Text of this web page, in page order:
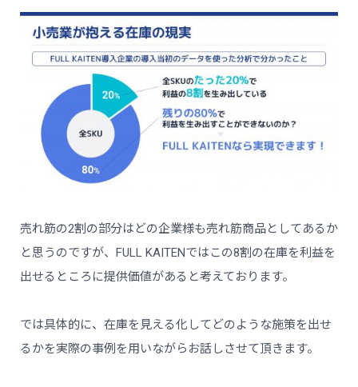
売れ筋の2割の部分はどの企業様も売れ筋商品としてあるか
と思うのですが、FULL KAITENではこの8割の在庫を利益を
出せるところに提供価値があると考えております。
では具体的に、在庫を見える化してどのような施策を出せ
るかを実際の事例を用いながらお話しさせて頂きます。